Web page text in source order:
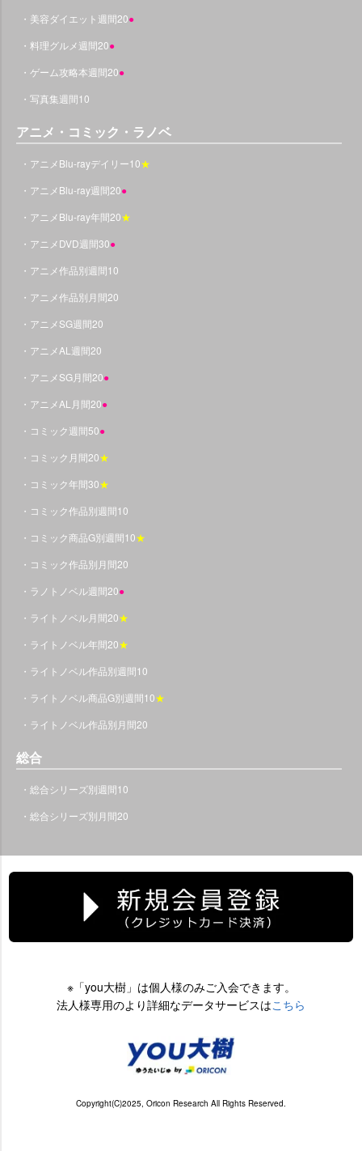
・美容ダイエット週間20●
・料理グルメ週間20●
・ゲーム攻略本週間20●
・写真集週間10
アニメ・コミック・ラノベ
・アニメBlu-rayデイリー10★
・アニメBlu-ray週間20●
・アニメBlu-ray年間20★
・アニメDVD週間30●
・アニメ作品別週間10
・アニメ作品別月間20
・アニメSG週間20
・アニメAL週間20
・アニメSG月間20●
・アニメAL月間20●
・コミック週間50●
・コミック月間20★
・コミック年間30★
・コミック作品別週間10
・コミック商品G別週間10★
・コミック作品別月間20
・ラノトノベル週間20●
・ライトノベル月間20★
・ライトノベル年間20★
・ライトノベル作品別週間10
・ライトノベル商品G別週間10★
・ライトノベル作品別月間20
総合
・総合シリーズ別週間10
・総合シリーズ別月間20
※「you大樹」は個人様のみご入会できます。
法人様専用のより詳細なデータサービスはこちら
Copyright(C)2025, Oricon Research All Rights Reserved.